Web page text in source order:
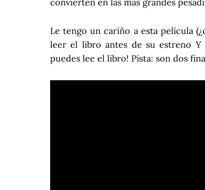
Le tengo un cariño a esta película
leer el libro antes de su estreno Y
puedes lee el libro! Pista: son dos